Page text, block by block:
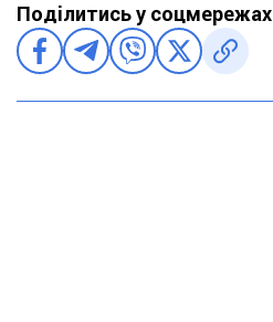
Поділитись у соцмережах